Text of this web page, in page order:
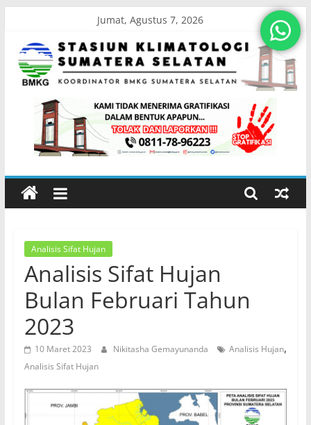
content
Jumat, Agustus 7, 2026
Stasiun
Klimatologi
Sumatera
Koordinator
BMKG
Sumatera
Selatan
Analisis Sifat Hujan
Analisis Sifat Hujan
Bulan Februari Tahun
2023
10 Maret 2023 Nikitasha Gemayunanda Analisis Hujan,
Analisis Sifat Hujan